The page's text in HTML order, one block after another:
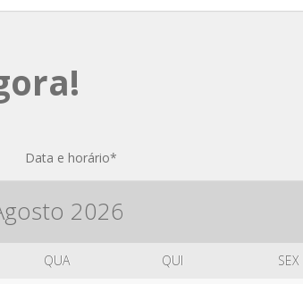
Data e horário*
2026
QUA QUI SEX